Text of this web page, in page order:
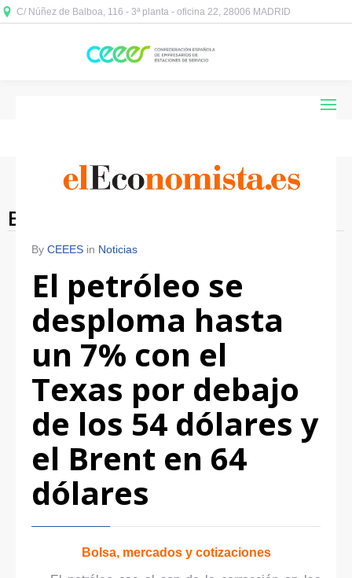
C/ Núñez de Balboa, 116 - 3ª planta - oficina 22, 28006 MADRID
Blog Archives
By CEEES in Noticias
El petróleo se
desploma hasta
un 7% con el
Texas por debajo
de los 54 dólares y
el Brent en 64
dólares
Bolsa, mercados y cotizaciones